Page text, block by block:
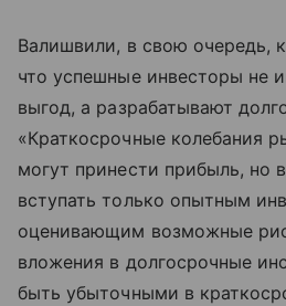
Валишвили, в свою очередь,
что успешные инвесторы не
выгод, а разрабатывают
«Краткосрочные колебания
могут принести прибыль, но
вступать только опытным
оценивающим возможные
вложения в долгосрочные
быть убыточными в